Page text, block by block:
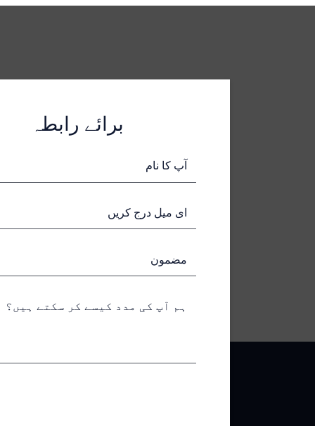
برائے رابطہ
آپ کا نام
ای میل درج کریں
مضمون
ہم آپ کی مدد کیسے کر سکتے ہیں؟